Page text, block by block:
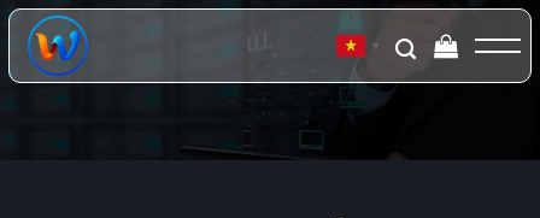
Chuyển
đến
dung
▼